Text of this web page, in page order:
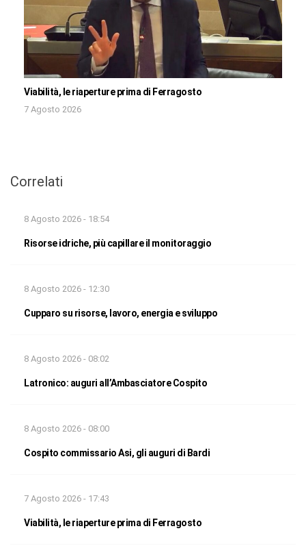
Viabilità, le riaperture prima di Ferragosto
7 Agosto 2026
Correlati
8 Agosto 2026 - 18:54
Risorse idriche, più capillare il monitoraggio
8 Agosto 2026 - 12:30
Cupparo su risorse, lavoro, energia e sviluppo
8 Agosto 2026 - 08:02
Latronico: auguri all’Ambasciatore Cospito
8 Agosto 2026 - 08:00
Cospito commissario Asi, gli auguri di Bardi
7 Agosto 2026 - 17:43
Viabilità, le riaperture prima di Ferragosto